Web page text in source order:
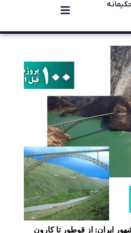
ایران: از قوطور تا کارون